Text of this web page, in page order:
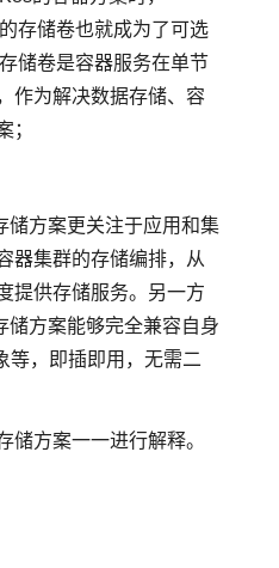
存储卷也就成为了可选
储卷是容器服务在单节
作为解决数据存储、容
；
储方案更关注于应用和集
器集群的存储编排，从
提供存储服务。另一方
储方案能够完全兼容自身
等，即插即用，无需二
储方案一一进行解释。